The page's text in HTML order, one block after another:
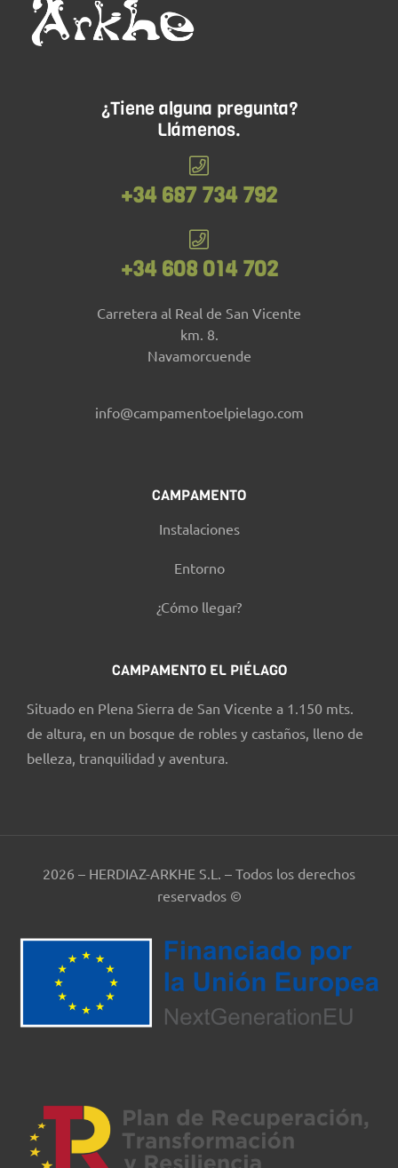
¿Tiene alguna pregunta?
Llámenos.
+34 687 734 792
+34 608 014 702
Carretera al Real de San Vicente
km. 8.
Navamorcuende
info@campamentoelpielago.com
CAMPAMENTO
Instalaciones
Entorno
¿Cómo llegar?
CAMPAMENTO EL PIÉLAGO
Situado en Plena Sierra de San Vicente a 1.150 mts.
de altura, en un bosque de robles y castaños, lleno de
belleza, tranquilidad y aventura.
2026 – HERDIAZ-ARKHE S.L. – Todos los derechos
reservados ©